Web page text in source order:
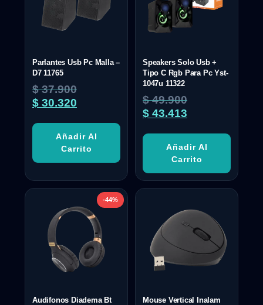
Parlantes Usb Pc Malla –
D7 11765
$37.900
$ 30.320
Añadir Al
Carrito
Speakers Solo Usb +
Tipo C Rgb Para Pc Yst-
1047u 11322
$49.900
$ 43.413
Añadir Al
Carrito
-44%
Audifonos Diadema Bt
Mouse Vertical Inalam